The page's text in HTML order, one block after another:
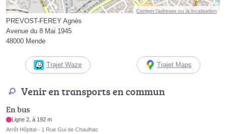
Corriger l’adresse ou la localisation
PREVOST-FEREY Agnès
Avenue du 8 Mai 1945
48000 Mende
Trajet Waze Trajet Maps
Venir en transports en commun
En bus
Ligne 2, à 192 m
Arrêt Hôpital - 1 Rue Gui de Chaulhac